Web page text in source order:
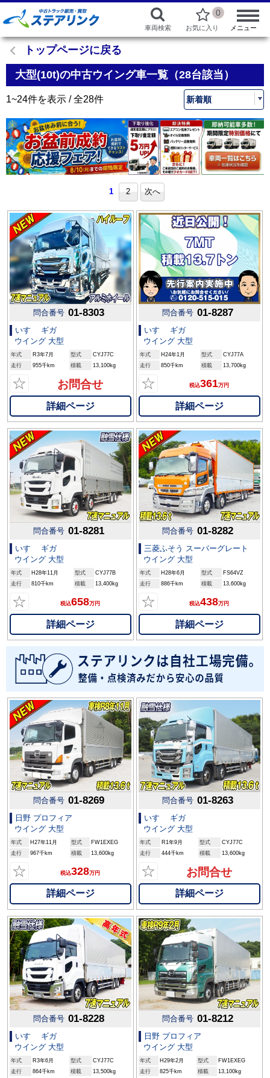
車両検索
0
お気に入り メニュー
トップページに戻る
大型(10t)の中古ウイング車一覧（28台該当）
1~24件を表示 / 全28件
1 2 次へ
問合番号 01-8303
いすゞ ギガ
ウイング 大型
年式 R3年7月 型式
CYJ77C
走行
955千km 積載 13,100kg
☆ お問合せ
詳細ページ
問合番号 01-8287
いすゞ ギガ
ウイング 大型
年式 H24年1月 型式
CYJ77A
走行
850千km 積載 13,700kg
☆ 税込361万円
詳細ページ
問合番号 01-8281
いすゞ ギガ
ウイング 大型
年式 H28年11月 型式
CYJ77B
走行
810千km 積載 13,400kg
☆ 税込658万円
詳細ページ
問合番号 01-8282
三菱ふそう スーパーグレート
ウイング 大型
年式 H28年6月 型式
FS64VZ
走行
886千km 積載 13,600kg
☆ 税込438万円
詳細ページ
問合番号 01-8269
日野 プロフィア
ウイング 大型
年式 H27年11月 型式
FW1EXEG
走行
967千km 積載 13,600kg
☆ 税込328万円
詳細ページ
問合番号 01-8263
いすゞ ギガ
ウイング 大型
年式 R1年9月 型式
CYJ77C
走行
444千km 積載 13,600kg
☆ お問合せ
詳細ページ
問合番号 01-8228
いすゞ ギガ
ウイング 大型
年式 R3年6月 型式
CYJ77C
走行
864千km 積載 13,500kg
問合番号 01-8212
日野 プロフィア
ウイング 大型
年式 H29年2月 型式
FW1EXEG
走行
825千km 積載 13,100kg